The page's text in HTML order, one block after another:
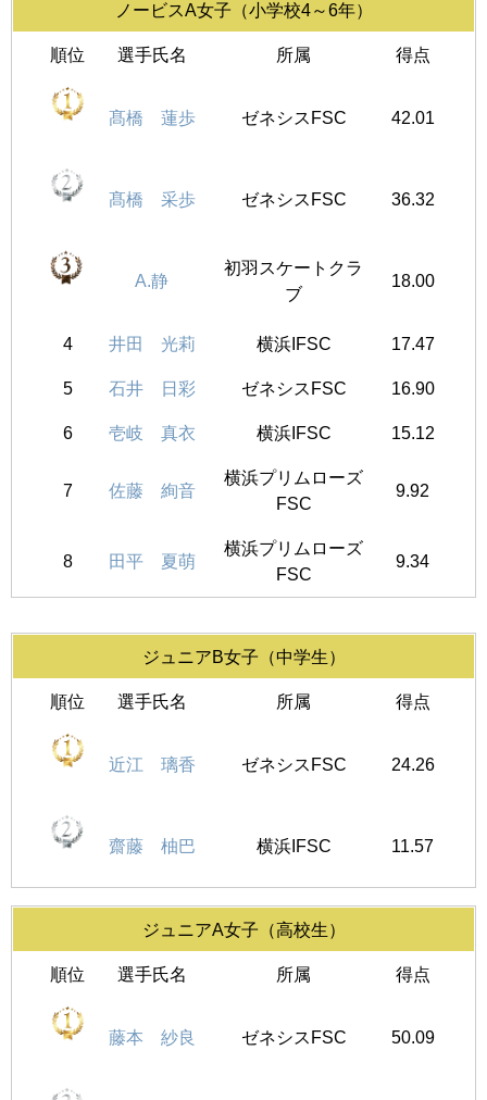
ノービスA女子（小学校4～6年）
順位 選手氏名 所属 得点
髙橋 蓮歩 ゼネシスFSC 42.01
髙橋 采歩 ゼネシスFSC 36.32
A.静
初羽スケートクラ
ブ
18.00
4 井田 光莉 横浜IFSC 17.47
5 石井 日彩 ゼネシスFSC 16.90
6 壱岐 真衣 横浜IFSC 15.12
7 佐藤 絢音
横浜プリムローズ
FSC
9.92
8 田平 夏萌
横浜プリムローズ
FSC
9.34
ジュニアB女子（中学生）
順位 選手氏名 所属 得点
近江 璃香 ゼネシスFSC 24.26
齋藤 柚巴 横浜IFSC 11.57
ジュニアA女子（高校生）
順位 選手氏名 所属 得点
藤本 紗良 ゼネシスFSC 50.09